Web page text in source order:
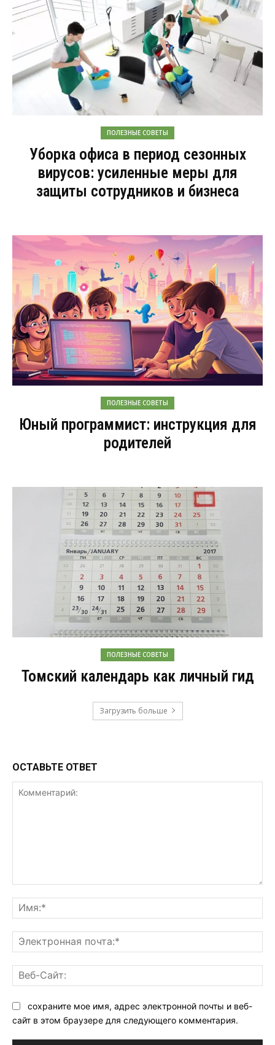
ПОЛЕЗНЫЕ СОВЕТЫ
Уборка офиса в период сезонных
вирусов: усиленные меры для
защиты сотрудников и бизнеса
ПОЛЕЗНЫЕ СОВЕТЫ
Юный программист: инструкция для
родителей
ПОЛЕЗНЫЕ СОВЕТЫ
Томский календарь как личный гид
Загрузить больше
ОСТАВЬТЕ ОТВЕТ
сохраните мое имя, адрес электронной почты и веб-
сайт в этом браузере для следующего комментария.